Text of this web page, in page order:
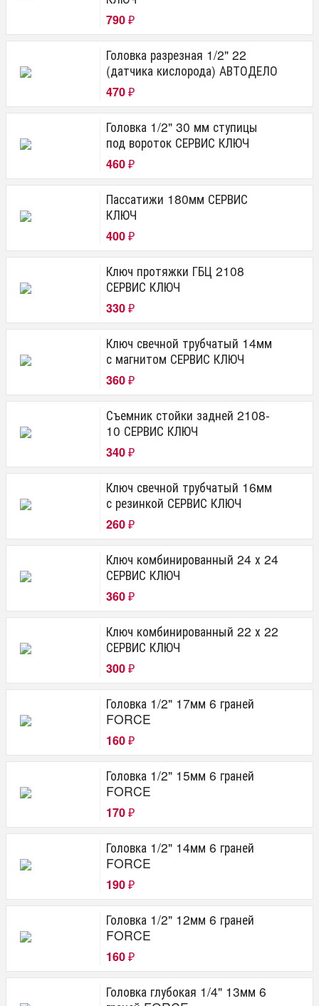
790 ₽
Головка разрезная 1/2" 22
(датчика кислорода) АВТОДЕЛО
470 ₽
Головка 1/2" 30 мм ступицы
под вороток СЕРВИС КЛЮЧ
460 ₽
Пассатижи 180мм СЕРВИС
КЛЮЧ
400 ₽
Ключ протяжки ГБЦ 2108
СЕРВИС КЛЮЧ
330 ₽
Ключ свечной трубчатый 14мм
с магнитом СЕРВИС КЛЮЧ
360 ₽
Съемник стойки задней 2108-
10 СЕРВИС КЛЮЧ
340 ₽
Ключ свечной трубчатый 16мм
с резинкой СЕРВИС КЛЮЧ
260 ₽
Ключ комбинированный 24 х 24
СЕРВИС КЛЮЧ
360 ₽
Ключ комбинированный 22 х 22
СЕРВИС КЛЮЧ
300 ₽
Головка 1/2" 17мм 6 граней
FORCE
160 ₽
Головка 1/2" 15мм 6 граней
FORCE
170 ₽
Головка 1/2" 14мм 6 граней
FORCE
190 ₽
Головка 1/2" 12мм 6 граней
FORCE
160 ₽
Головка глубокая 1/4" 13мм 6